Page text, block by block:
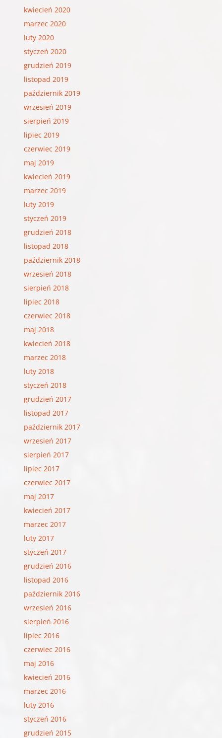
kwiecień 2020
marzec 2020
luty 2020
styczeń 2020
grudzień 2019
listopad 2019
październik 2019
wrzesień 2019
sierpień 2019
lipiec 2019
czerwiec 2019
maj 2019
kwiecień 2019
marzec 2019
luty 2019
styczeń 2019
grudzień 2018
listopad 2018
październik 2018
wrzesień 2018
sierpień 2018
lipiec 2018
czerwiec 2018
maj 2018
kwiecień 2018
marzec 2018
luty 2018
styczeń 2018
grudzień 2017
listopad 2017
październik 2017
wrzesień 2017
sierpień 2017
lipiec 2017
czerwiec 2017
maj 2017
kwiecień 2017
marzec 2017
luty 2017
styczeń 2017
grudzień 2016
listopad 2016
październik 2016
wrzesień 2016
sierpień 2016
lipiec 2016
czerwiec 2016
maj 2016
kwiecień 2016
marzec 2016
luty 2016
styczeń 2016
grudzień 2015